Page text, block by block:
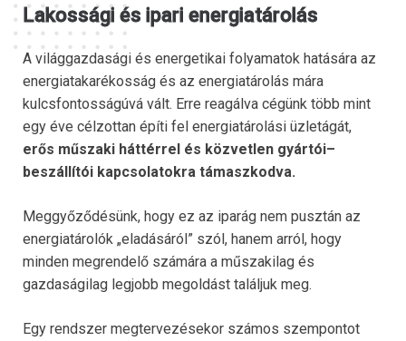
Lakossági és ipari energiatárolás
A világgazdasági és energetikai folyamatok hatására az
energiatakarékosság és az energiatárolás mára
kulcsfontosságúvá vált. Erre reagálva cégünk több mint
egy éve célzottan építi fel energiatárolási üzletágát,
erős műszaki háttérrel és közvetlen gyártói–
beszállítói kapcsolatokra támaszkodva.
Meggyőződésünk, hogy ez az iparág nem pusztán az
energiatárolók „eladásáról” szól, hanem arról, hogy
minden megrendelő számára a műszakilag és
gazdaságilag legjobb megoldást találjuk meg.
Egy rendszer megtervezésekor számos szempontot